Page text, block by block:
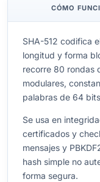
CÓMO
SHA-512 codifica
longitud y forma
recorre 80 rondas
modulares,
palabras de 64
Se usa en
certificados y
mensajes y
hash simple no
forma segura.